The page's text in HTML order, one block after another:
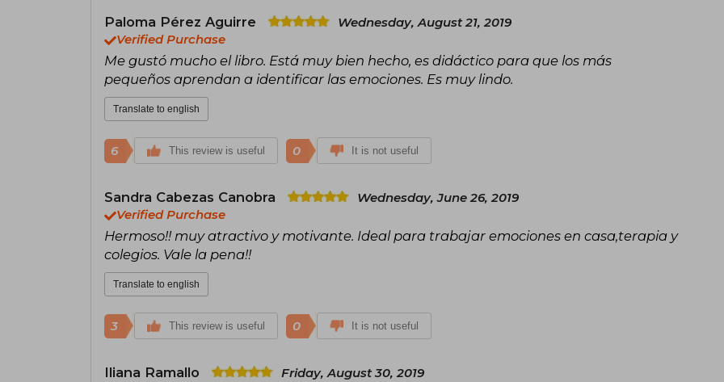
Paloma Pérez Aguirre
Wednesday, August 21, 2019
Verified Purchase
Me gustó mucho el libro. Está muy bien hecho, es didáctico para que los más
pequeños aprendan a identificar las emociones. Es muy lindo.
Translate to english
6 This review is useful 0 It is not useful
Sandra Cabezas Canobra
Wednesday, June 26, 2019
Verified Purchase
Hermoso!! muy atractivo y motivante. Ideal para trabajar emociones en casa,terapia y
colegios. Vale la pena!!
Translate to english
3 This review is useful 0 It is not useful
Iliana Ramallo
Friday, August 30, 2019